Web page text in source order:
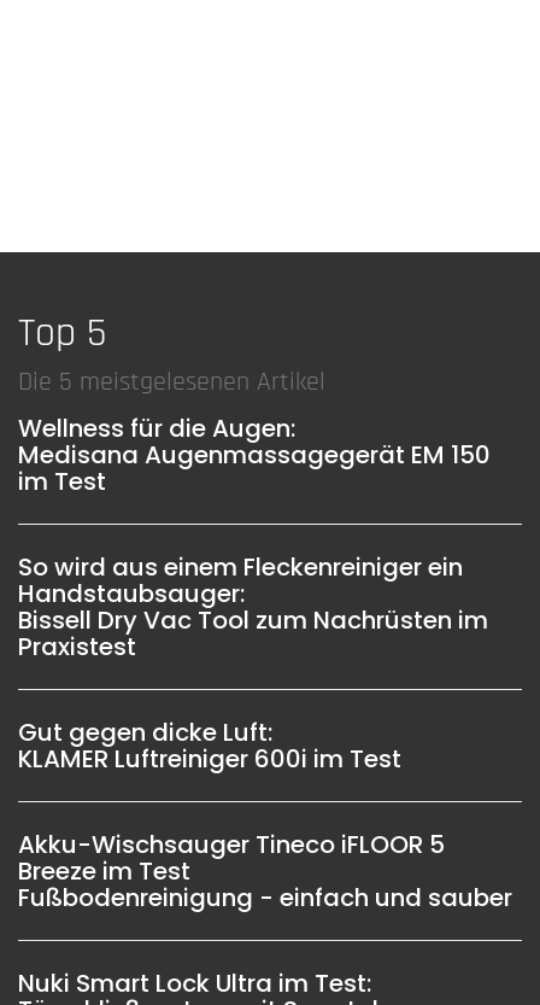
Top 5
Die 5 meistgelesenen Artikel
Wellness für die Augen:
Medisana Augenmassagegerät EM 150
im Test
So wird aus einem Fleckenreiniger ein
Handstaubsauger:
Bissell Dry Vac Tool zum Nachrüsten im
Praxistest
Gut gegen dicke Luft:
KLAMER Luftreiniger 600i im Test
Akku-Wischsauger Tineco iFLOOR 5
Breeze im Test
Fußbodenreinigung - einfach und sauber
Nuki Smart Lock Ultra im Test: